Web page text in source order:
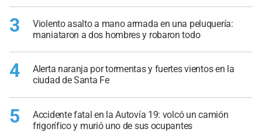
3
Violento asalto a mano armada en una peluquería:
maniataron a dos hombres y robaron todo
4
Alerta naranja por tormentas y fuertes vientos en la
ciudad de Santa Fe
5
Accidente fatal en la Autovía 19: volcó un camión
frigorífico y murió uno de sus ocupantes